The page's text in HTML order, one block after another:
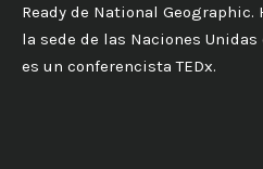
Ready de National
la sede de las Naciones Unidas
es un conferencista TEDx.